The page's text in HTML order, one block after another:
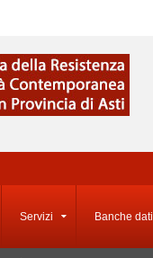
Servizi Banche dati